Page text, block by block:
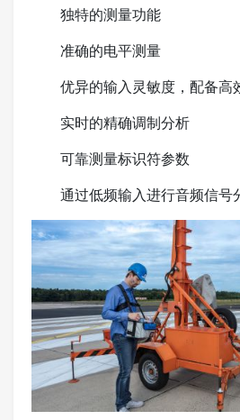
独特的测量功能
准确的电平测量
优异的输入灵敏度，配备高
实时的精确调制分析
可靠测量标识符参数
通过低频输入进行音频信号